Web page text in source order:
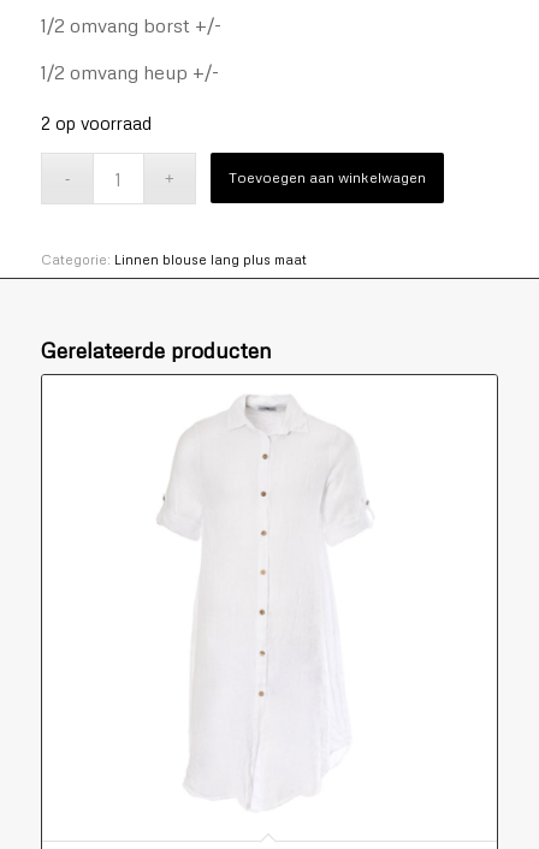
1/2 omvang borst +/-
1/2 omvang heup +/-
2 op voorraad
Toevoegen aan winkelwagen
Categorie: Linnen blouse lang plus maat
Gerelateerde producten